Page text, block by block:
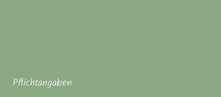
Pflichtangaben